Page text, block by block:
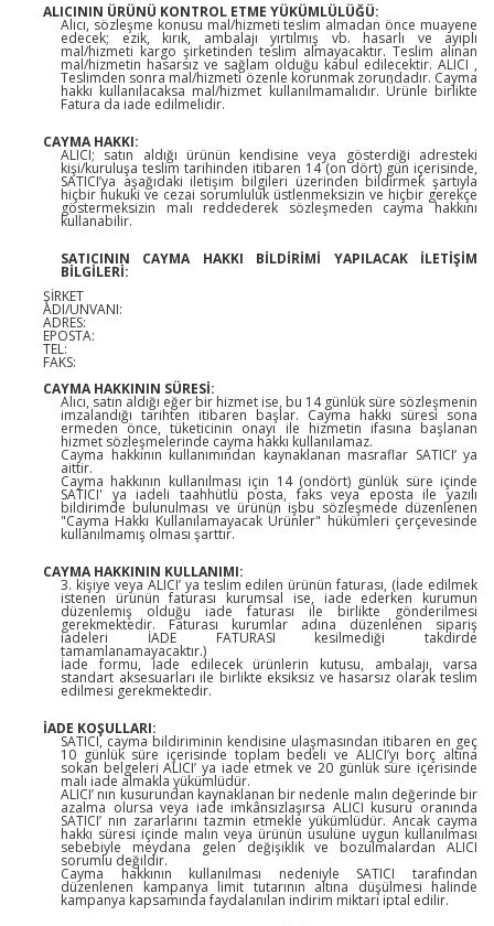
ALICININ ÜRÜNÜ KONTROL ETME YÜKÜMLÜLÜĞÜ:
Alıcı, sözleşme konusu mal/hizmeti teslim almadan önce muayene
edecek; ezik, kırık, ambalajı yırtılmış vb. hasarlı ve ayıplı
mal/hizmeti kargo şirketinden teslim almayacaktır. Teslim alınan
mal/hizmetin hasarsız ve sağlam olduğu kabul edilecektir. ALICI ,
Teslimden sonra mal/hizmeti özenle korunmak zorundadır. Cayma
hakkı kullanılacaksa mal/hizmet kullanılmamalıdır. Ürünle birlikte
Fatura da iade edilmelidir.
CAYMA HAKKI:
ALICI; satın aldığı ürünün kendisine veya gösterdiği adresteki
kişi/kuruluşa teslim tarihinden itibaren 14 (on dört) gün içerisinde,
SATICI’ya aşağıdaki iletişim bilgileri üzerinden bildirmek şartıyla
hiçbir hukuki ve cezai sorumluluk üstlenmeksizin ve hiçbir gerekçe
göstermeksizin malı reddederek sözleşmeden cayma hakkını
kullanabilir.
SATICININ CAYMA HAKKI BİLDİRİMİ YAPILACAK İLETİŞİM
BİLGİLERİ:
ŞİRKET
ADI/UNVANI:
ADRES:
EPOSTA:
TEL:
FAKS:
CAYMA HAKKININ SÜRESİ:
Alıcı, satın aldığı eğer bir hizmet ise, bu 14 günlük süre sözleşmenin
imzalandığı tarihten itibaren başlar. Cayma hakkı süresi sona
ermeden önce, tüketicinin onayı ile hizmetin ifasına başlanan
hizmet sözleşmelerinde cayma hakkı kullanılamaz.
Cayma hakkının kullanımından kaynaklanan masraflar SATICI’ ya
aittir.
Cayma hakkının kullanılması için 14 (ondört) günlük süre içinde
SATICI' ya iadeli taahhütlü posta, faks veya eposta ile yazılı
bildirimde bulunulması ve ürünün işbu sözleşmede düzenlenen
"Cayma Hakkı Kullanılamayacak Ürünler" hükümleri çerçevesinde
kullanılmamış olması şarttır.
CAYMA HAKKININ KULLANIMI:
3. kişiye veya ALICI’ ya teslim edilen ürünün faturası, (İade edilmek
istenen ürünün faturası kurumsal ise, iade ederken kurumun
düzenlemiş olduğu iade faturası ile birlikte gönderilmesi
gerekmektedir. Faturası kurumlar adına düzenlenen sipariş
iadeleri İADE FATURASI kesilmediği takdirde
tamamlanamayacaktır.)
İade formu, İade edilecek ürünlerin kutusu, ambalajı, varsa
standart aksesuarları ile birlikte eksiksiz ve hasarsız olarak teslim
edilmesi gerekmektedir.
İADE KOŞULLARI:
SATICI, cayma bildiriminin kendisine ulaşmasından itibaren en geç
10 günlük süre içerisinde toplam bedeli ve ALICI’yı borç altına
sokan belgeleri ALICI’ ya iade etmek ve 20 günlük süre içerisinde
malı iade almakla yükümlüdür.
ALICI’ nın kusurundan kaynaklanan bir nedenle malın değerinde bir
azalma olursa veya iade imkânsızlaşırsa ALICI kusuru oranında
SATICI’ nın zararlarını tazmin etmekle yükümlüdür. Ancak cayma
hakkı süresi içinde malın veya ürünün usulüne uygun kullanılması
sebebiyle meydana gelen değişiklik ve bozulmalardan ALICI
sorumlu değildir.
Cayma hakkının kullanılması nedeniyle SATICI tarafından
düzenlenen kampanya limit tutarının altına düşülmesi halinde
kampanya kapsamında faydalanılan indirim miktarı iptal edilir.